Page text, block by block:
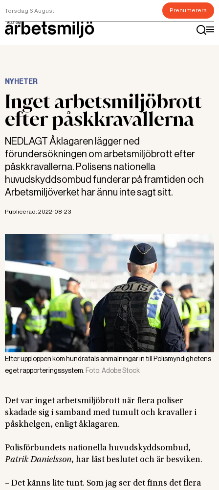
Torsdag 6 Augusti Prenumerera
NYHETER
Inget arbetsmiljöbrott
efter påskkravallerna
NEDLAGT Åklagaren lägger ned
förundersökningen om arbetsmiljöbrott efter
påskkravallerna. Polisens nationella
huvudskyddsombud funderar på framtiden och
Arbetsmiljöverket har ännu inte sagt sitt.
Publicerad: 2022-08-23
Efter upploppen kom hundratals anmälningar in till Polismyndighetens
eget rapporteringssystem. Foto:Adobe Stock
Det var inget arbetsmiljöbrott när flera poliser
skadade sig i samband med tumult och kravaller i
påskhelgen, enligt åklagaren.
Polisförbundets nationella huvudskyddsombud,
Patrik Danielsson, har läst beslutet och är besviken.
– Det känns lite tunt. Som jag ser det finns det flera